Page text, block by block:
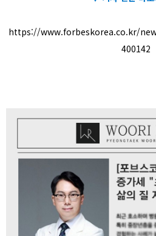
https://www.forbeskorea.co.kr/
400142